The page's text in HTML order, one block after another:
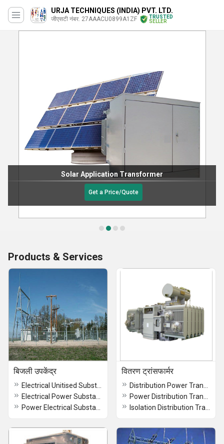
URJA TECHNIQUES (INDIA) PVT. LTD.
जीएसटी नंबर. 27AAACU0899A1ZF
TRUSTED
SELLER
Solar Application Transformer
Get a Price/Quote
Products & Services
बिजली उपकेंद्र वितरण ट्रांसफार्मर